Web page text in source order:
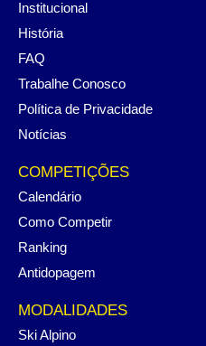
Institucional
História
FAQ
Trabalhe Conosco
Política de Privacidade
Notícias
COMPETIÇÕES
Calendário
Como Competir
Ranking
Antidopagem
MODALIDADES
Ski Alpino